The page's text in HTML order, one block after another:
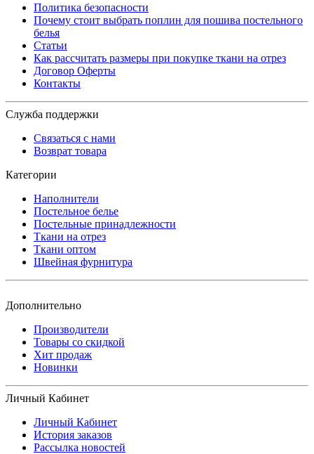
Политика безопасности
Почему стоит выбрать поплин для пошива постельного
белья
Статьи
Как рассчитать размеры при покупке ткани на отрез
Договор Оферты
Контакты
Служба поддержки
Связаться с нами
Возврат товара
Категории
Наполнители
Постельное белье
Постельные принадлежности
Ткани на отрез
Ткани оптом
Швейная фурнитура
Дополнительно
Производители
Товары со скидкой
Хит продаж
Новинки
Личный Кабинет
Личный Кабинет
История заказов
Рассылка новостей